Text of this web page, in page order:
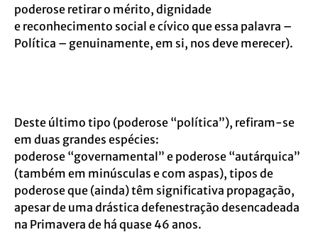
poderose retirar o mérito, dignidade
e reconhecimento social e cívico que essa palavra –
Política – genuinamente, em si, nos deve merecer).
Deste último tipo (poderose “política”), refiram-se
em duas grandes espécies:
poderose “governamental” e poderose “autárquica”
(também em minúsculas e com aspas), tipos de
poderose que (ainda) têm significativa propagação,
apesar de uma drástica defenestração desencadeada
na Primavera de há quase 46 anos.